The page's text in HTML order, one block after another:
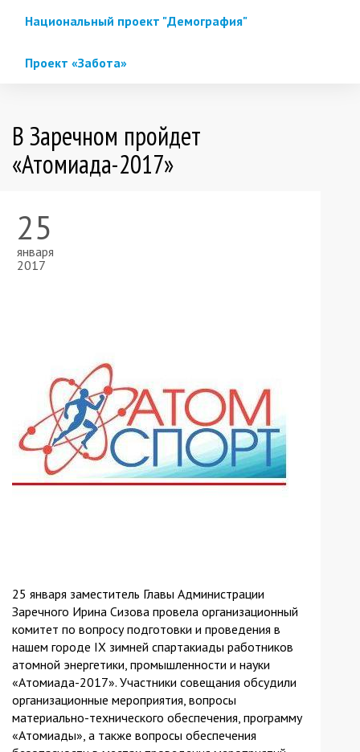
Национальный проект "Демография"
Проект «Забота»
В Заречном пройдет
«Атомиада-2017»
25
января
2017
25 января заместитель Главы Администрации
Заречного Ирина Сизова провела организационный
комитет по вопросу подготовки и проведения в
нашем городе IX зимней спартакиады работников
атомной энергетики, промышленности и науки
«Атомиада-2017». Участники совещания обсудили
организационные мероприятия, вопросы
материально-технического обеспечения, программу
«Атомиады», а также вопросы обеспечения